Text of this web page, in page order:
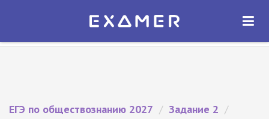
Экзамер — ЕГЭ 2027
ОТКРЫТЬ
ЕГЭ по обществознанию 2027 / Задание 2 /